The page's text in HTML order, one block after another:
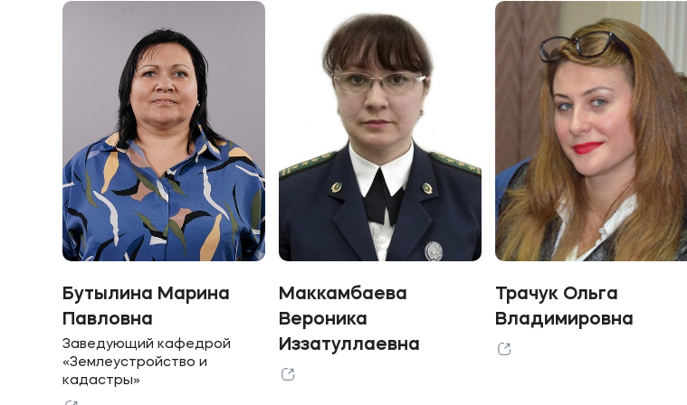
Бутылина Марина
Павловна
Заведующий кафедрой
«Землеустройство и
кадастры»
Маккамбаева
Вероника
Иззатуллаевна
Трачук Ольга
Владимировна